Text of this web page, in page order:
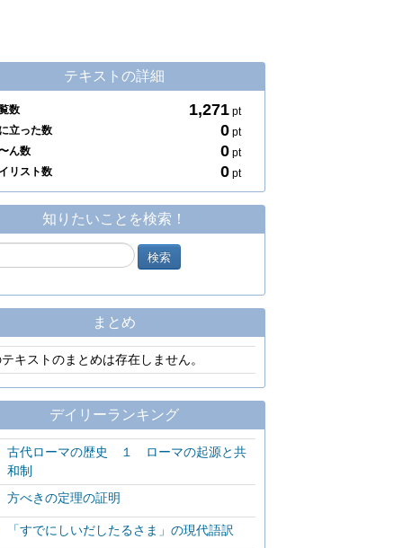
テキストの詳細
数 1,271 pt
立った数
0 pt
ん数
0 pt
リスト数
0 pt
知りたいことを検索！
まとめ
テキストのまとめは存在しません。
デイリーランキング
古代ローマの歴史 １ ローマの起源と共
和制
方べきの定理の証明
「すでにしいだしたるさま」の現代語訳